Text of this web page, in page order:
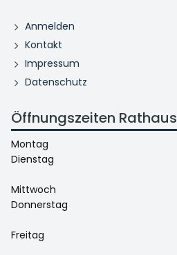
Anmelden
Kontakt
Impressum
Datenschutz
Öffnungszeiten Rathaus
Montag
Dienstag
Mittwoch
Donnerstag
Freitag